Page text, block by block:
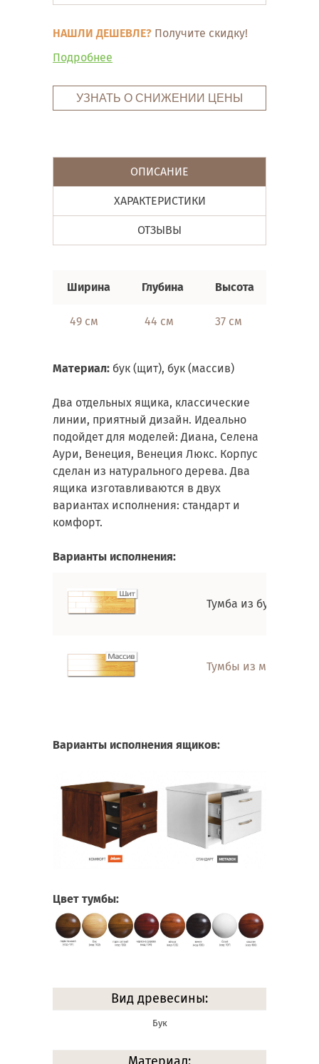
НАШЛИ ДЕШЕВЛЕ? Получите скидку!
Подробнее
УЗНАТЬ О СНИЖЕНИИ ЦЕНЫ
ОПИСАНИЕ
ХАРАКТЕРИСТИКИ
ОТЗЫВЫ
Ширина Глубина Высота
49 см 44 см 37 см
Материал: бук (щит), бук (массив)
Два отдельных ящика, классические
линии, приятный дизайн. Идеально
подойдет для моделей: Диана, Селена
Аури, Венеция, Венеция Люкс. Корпус
сделан из натурального дерева. Два
ящика изготавливаются в двух
вариантах исполнения: стандарт и
комфорт.
Варианты исполнения:
Тумба из букового
Тумбы из массива
Варианты исполнения ящиков:
Цвет тумбы:
Вид древесины:
Бук